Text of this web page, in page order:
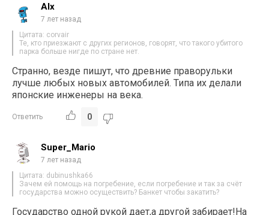
Alx
7 лет назад
Цитата: corvair
Те, кто приезжают с других регионов, говорят, что такого убитого
парка больше нигде по стране нет.
Странно, везде пишут, что древние праворульки
лучше любых новых автомобилей. Типа их делали
японские инженеры на века.
Ответить 0
Super_Mario
7 лет назад
Цитата: dubinushka66
Зачем ей помощь на погребение, если погребение и так за счёт
государства можно осуществить? Банкет чтобы закатить?
Государство одной рукой дает,а другой забирает!На